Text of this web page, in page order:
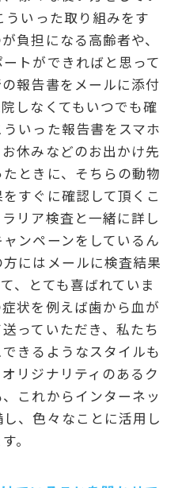
ういった取り組みをす
負担になる高齢者や、
トができればと思って
報告書をメールに添付
しなくてもいつでも確
いった報告書をスマホ
休みなどのお出かけ先
ときに、そちらの動物
すぐに確認して頂くこ
リア検査と一緒に詳し
ンペーンをしているん
にはメールに検査結果
、とても喜ばれていま
状を例えば歯から血が
っていただき、私たち
きるようなスタイルも
リジナリティのあるク
これからインターネッ
、色々なことに活用し
。